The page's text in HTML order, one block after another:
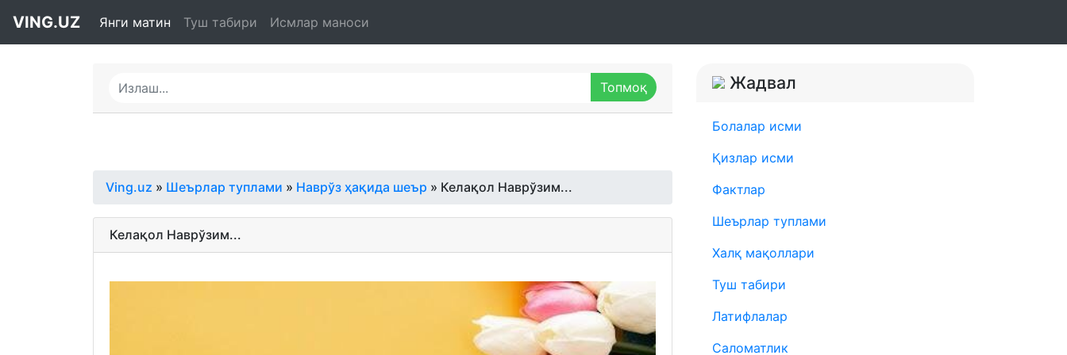
VING.UZ Янги матин Туш табири Исмлар маноси
Ving.uz » Шеърлар туплами » Наврўз ҳақида шеър » Келақол Наврўзим...
Келақол Наврўзим...
Жадвал
Болалар исми
Қизлар исми
Фактлар
Шеърлар туплами
Халқ мақоллари
Туш табири
Латифлалар
Саломатлик